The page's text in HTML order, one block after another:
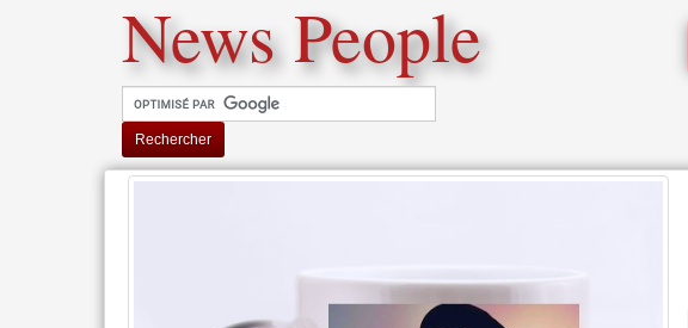
News People
Rechercher